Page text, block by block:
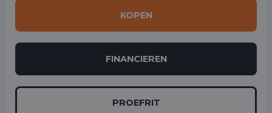
KOPEN
FINANCIEREN
PROEFRIT